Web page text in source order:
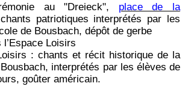
au "Dreieck", place de la
chants patriotiques interprétés par les
de Bousbach, dépôt de gerbe
Loisirs
: chants et récit historique de la
interprétés par les élèves de
goûter américain.